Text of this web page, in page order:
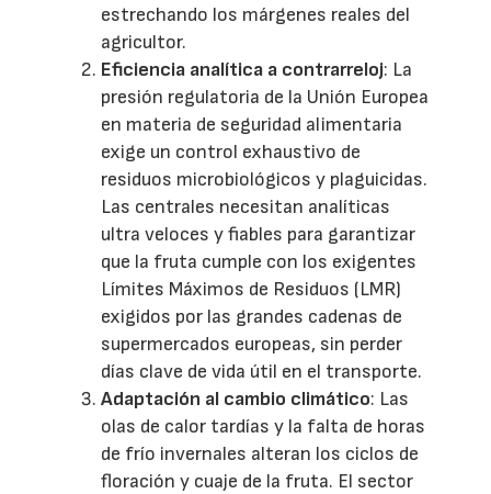
estrechando los márgenes reales del
agricultor.
Eficiencia analítica a contrarreloj: La
presión regulatoria de la Unión Europea
en materia de seguridad alimentaria
exige un control exhaustivo de
residuos microbiológicos y plaguicidas.
Las centrales necesitan analíticas
ultra veloces y fiables para garantizar
que la fruta cumple con los exigentes
Límites Máximos de Residuos (LMR)
exigidos por las grandes cadenas de
supermercados europeas, sin perder
días clave de vida útil en el transporte.
Adaptación al cambio climático: Las
olas de calor tardías y la falta de horas
de frío invernales alteran los ciclos de
floración y cuaje de la fruta. El sector